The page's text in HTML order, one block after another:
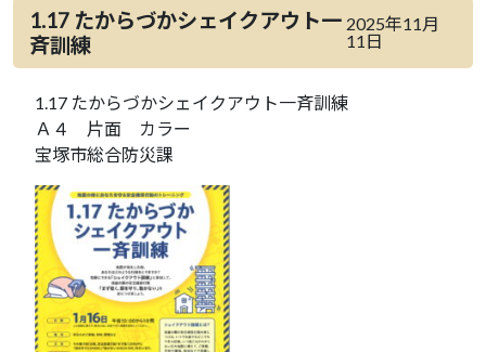
1.17 たからづかシェイクアウト一
斉訓練
2025年11月
11日
1.17 たからづかシェイクアウト一斉訓練
Ａ４ 片面 カラー
宝塚市総合防災課